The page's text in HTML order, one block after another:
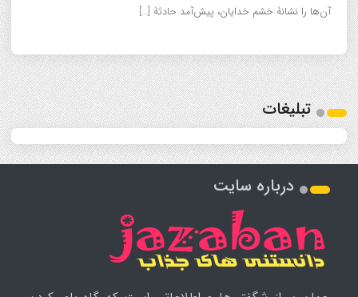
آن‌ها را نشانۀ خشم خدایان، پیش‌آمد حادثۀ […]
تبلیغات
درباره سایت